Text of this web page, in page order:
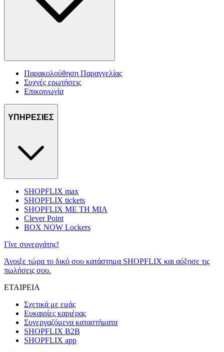
Παρακολούθηση Παραγγελίας
Συχνές ερωτήσεις
Επικοινωνία
ΥΠΗΡΕΣΙΕΣ
SHOPFLIX max
SHOPFLIX tickets
SHOPFLIX ΜΕ ΤΗ ΜΙΑ
Clever Point
BOX NOW Lockers
Γίνε συνεργάτης!
Άνοιξε τώρα το δικό σου κατάστημα SHOPFLIX και αύξησε τις
πωλήσεις σου.
ΕΤΑΙΡΕΙΑ
Σχετικά με εμάς
Ευκαιρίες καριέρας
Συνεργαζόμενα καταστήματα
SHOPFLIX B2B
SHOPFLIX app